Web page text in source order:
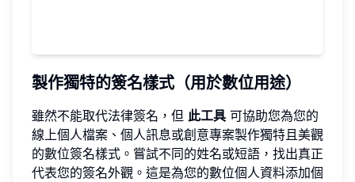
製作獨特的簽名樣式（用於數位用途）
雖然不能取代法律簽名，但 此工具 可協助您為您的
線上個人檔案、個人訊息或創意專案製作獨特且美觀
的數位簽名樣式。嘗試不同的姓名或短語，找出真正
代表您的簽名外觀。這是為您的數位個人資料添加個